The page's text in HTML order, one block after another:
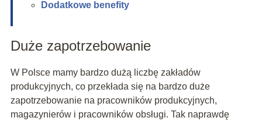
Dodatkowe benefity
Duże zapotrzebowanie
W Polsce mamy bardzo dużą liczbę zakładów
produkcyjnych, co przekłada się na bardzo duże
zapotrzebowanie na pracowników produkcyjnych,
magazynierów i pracowników obsługi. Tak naprawdę